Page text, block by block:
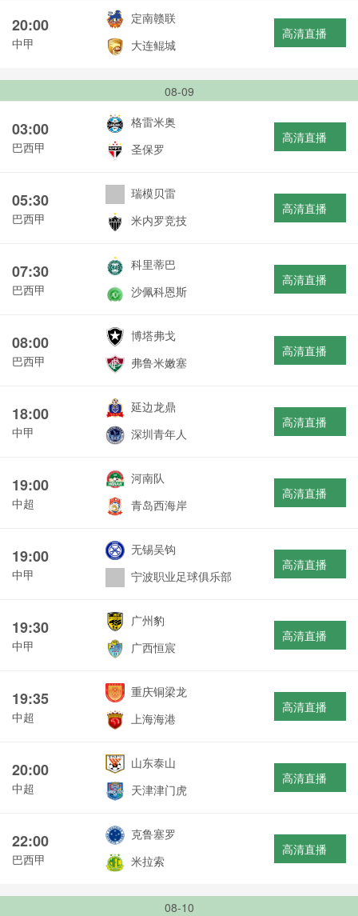
20:00
中甲
定南赣联
大连鲲城
高清直播
08-09
03:00
巴西甲
格雷米奥
圣保罗
高清直播
05:30
巴西甲
瑞模贝雷
米内罗竞技
高清直播
07:30
巴西甲
科里蒂巴
沙佩科恩斯
高清直播
08:00
巴西甲
博塔弗戈
弗鲁米嫩塞
高清直播
18:00
中甲
延边龙鼎
深圳青年人
高清直播
19:00
中超
河南队
青岛西海岸
高清直播
19:00
中甲
无锡吴钩
宁波职业足球俱乐部
高清直播
19:30
中甲
广州豹
广西恒宸
高清直播
19:35
中超
重庆铜梁龙
上海海港
高清直播
20:00
中超
山东泰山
天津津门虎
高清直播
22:00
巴西甲
克鲁塞罗
米拉索
高清直播
08-10